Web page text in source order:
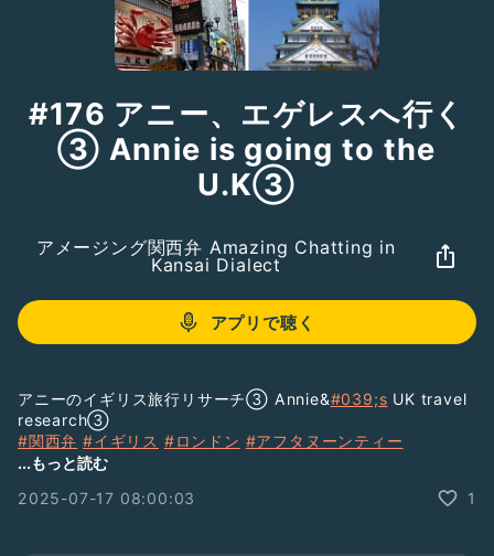
#176 アニー、エゲレスへ行く
③ Annie is going to the
U.K③
アメージング関西弁 Amazing Chatting in
Kansai Dialect
アプリで聴く
アニーのイギリス旅行リサーチ③ Annie&#039;s UK travel
research③
#関西弁 #イギリス #ロンドン #アフタヌーンティー
#ロンドンアイ
#モダンブリティッシュ
...もっと読む
2025-07-17 08:00:03
1